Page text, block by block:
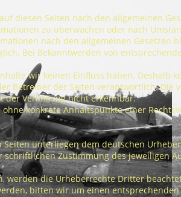
diesen Seiten nach den allgemeinen
zu überwachen oder nach
nach den allgemeinen
Bei Bekanntwerden von
wir keinen Einfluss haben.
Betreiber der Seiten verantwortlich.
der Verlinkung nicht erkennbar.
konkrete Anhaltspunkte einer
unterliegen dem deutschen
Zustimmung des jeweiligen
die Urheberrechte Dritter
bitten wir um einen